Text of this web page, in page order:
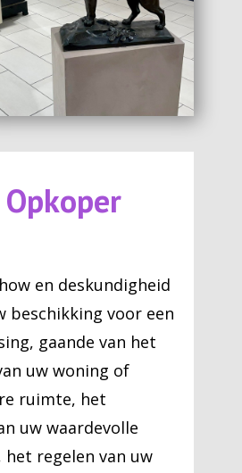
en deskundigheid
beschikking voor een
gaande van het
uw woning of
ruimte, het
uw waardevolle
regelen van uw